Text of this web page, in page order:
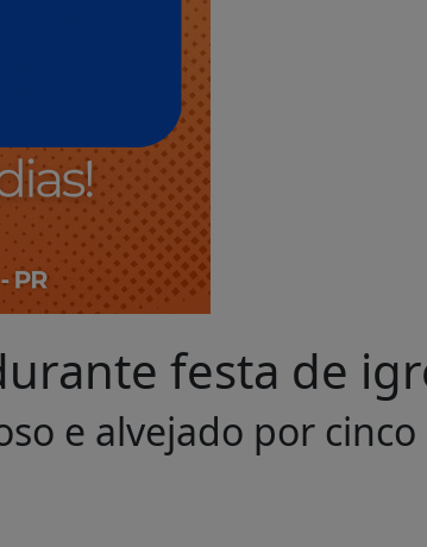
festa de
e alvejado por cinco